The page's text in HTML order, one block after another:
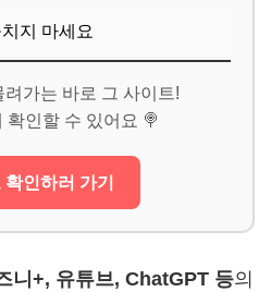
지 마세요
려가는 바로 그 사이트!
확인할 수 있어요 🍭
인하러 가기
니+, 유튜브, ChatGPT 등의